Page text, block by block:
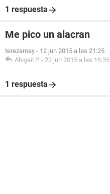
1 respuesta
Me pico un alacran
terezamay - 12 jun 2015 a las 21:25
Abigail P. - 22 jun 2015 a las 15:35
1 respuesta